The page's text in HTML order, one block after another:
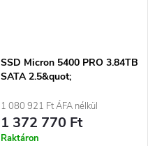
SSD Micron 5400 PRO 3.84TB
SATA 2.5&quot;
1BC1ZABYYR (DWPD 1.5)
1 080 921 Ft ÁFA nélkül
1 372 770 Ft
Raktáron